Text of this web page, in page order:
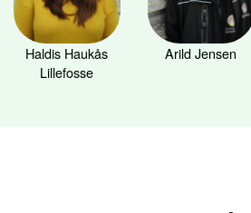
Arild Jensen
Haldis Haukås
Lillefosse